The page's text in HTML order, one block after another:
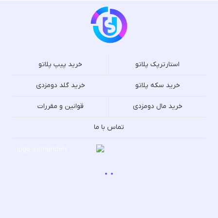
استارترپک پلاتو خرید پیپ پلاتو
خرید سکه پلاتو خرید گلد دومزدی
خرید مال دومزدی قوانین و مقررات
تماس با ما